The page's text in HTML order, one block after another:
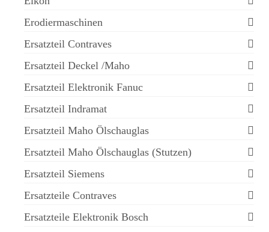
Erodiermaschinen
Ersatzteil Contraves
Ersatzteil Deckel /Maho
Ersatzteil Elektronik Fanuc
Ersatzteil Indramat
Ersatzteil Maho Ölschauglas
Ersatzteil Maho Ölschauglas (Stutzen)
Ersatzteil Siemens
Ersatzteile Contraves
Ersatzteile Elektronik Bosch